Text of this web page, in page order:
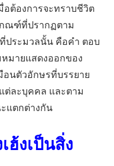
ต้องการจะทราบชีวิต
กณฑ์ที่ปรากฏตาม
ประมวลนั้น คือคํา ตอบ
มายแสดงออกของ
นตัวอักษรที่บรรยาย
ต่ละบุคคล และตาม
แตกต่างกัน
ฮ้งเป็นสิ่ง